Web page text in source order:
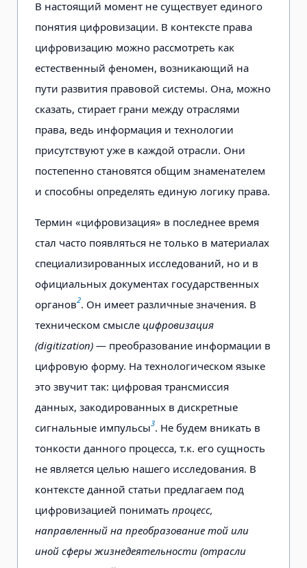
В настоящий момент не существует единого
понятия цифровизации. В контексте права
цифровизацию можно рассмотреть как
естественный феномен, возникающий на
пути развития правовой системы. Она, можно
сказать, стирает грани между отраслями
права, ведь информация и технологии
присутствуют уже в каждой отрасли. Они
постепенно становятся общим знаменателем
и способны определять единую логику права.
Термин «цифровизация» в последнее время
стал часто появляться не только в материалах
специализированных исследований, но и в
официальных документах государственных
органов2. Он имеет различные значения. В
техническом смысле цифровизация
(digitization) — преобразование информации в
цифровую форму. На технологическом языке
это звучит так: цифровая трансмиссия
данных, закодированных в дискретные
сигнальные импульсы3. Не будем вникать в
тонкости данного процесса, т.к. его сущность
не является целью нашего исследования. В
контексте данной статьи предлагаем под
цифровизацией понимать процесс,
направленный на преобразование той или
иной сферы жизнедеятельности (отрасли